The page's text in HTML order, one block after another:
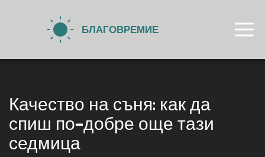
Качество на съня: как да
спиш по-добре още тази
седмица